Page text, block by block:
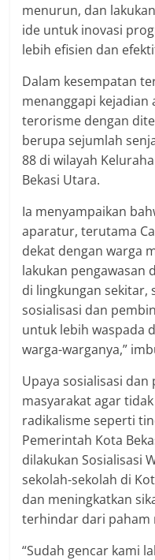
menurun, dan
ide untuk inovasi
lebih efisien dan
Dalam kesempatan
menanggapi kejadian
terorisme dengan
berupa sejumlah
88 di wilayah
Bekasi Utara.
Ia menyampaikan
aparatur, terutama
dekat dengan warga
lakukan pengawasan
di lingkungan sekitar,
sosialisasi dan
untuk lebih waspada
warga-warganya,”
Upaya sosialisasi
masyarakat agar
radikalisme seperti
Pemerintah Kota
dilakukan Sosialisasi
sekolah-sekolah di
dan meningkatkan
terhindar dari paham
“Sudah gencar kami